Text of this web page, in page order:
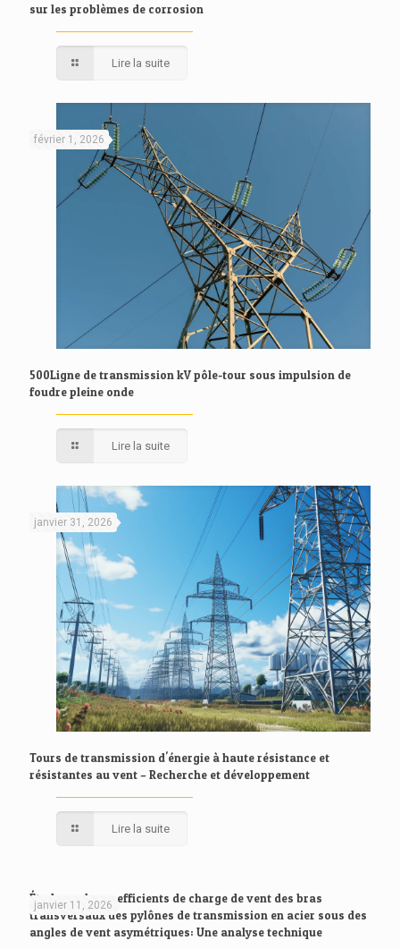
sur les problèmes de corrosion
Lire la suite
février 1, 2026
500Ligne de transmission kV pôle-tour sous impulsion de
foudre pleine onde
Lire la suite
janvier 31, 2026
Tours de transmission d'énergie à haute résistance et
résistantes au vent – Recherche et développement
Lire la suite
janvier 11, 2026
Étude sur les coefficients de charge de vent des bras
transversaux des pylônes de transmission en acier sous des
angles de vent asymétriques: Une analyse technique